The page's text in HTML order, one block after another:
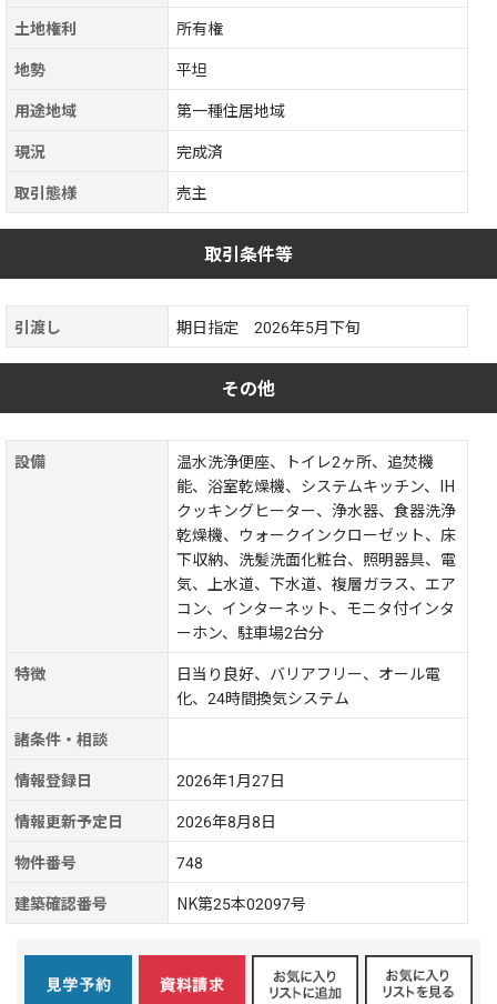
土地権利
所有権
地勢
平坦
用途地域
第一種住居地域
現況
完成済
取引態様
売主
取引条件等
引渡し 期日指定 2026年5月下旬
その他
設備
温水洗浄便座、トイレ2ヶ所、追焚機
能、浴室乾燥機、システムキッチン、IH
クッキングヒーター、浄水器、食器洗浄
乾燥機、ウォークインクローゼット、床
下収納、洗髪洗面化粧台、照明器具、電
気、上水道、下水道、複層ガラス、エア
コン、インターネット、モニタ付インタ
ーホン、駐車場2台分
特徴
日当り良好、バリアフリー、オール電
化、24時間換気システム
諸条件・相談
情報登録日
2026年1月27日
情報更新予定日
2026年8月8日
物件番号
748
建築確認番号
NK第25本02097号